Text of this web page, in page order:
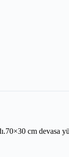
cm devasa